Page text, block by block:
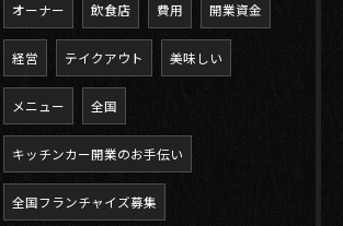
オーナー 飲食店 費用 開業資金
経営 テイクアウト 美味しい
メニュー 全国
キッチンカー開業のお手伝い
全国フランチャイズ募集